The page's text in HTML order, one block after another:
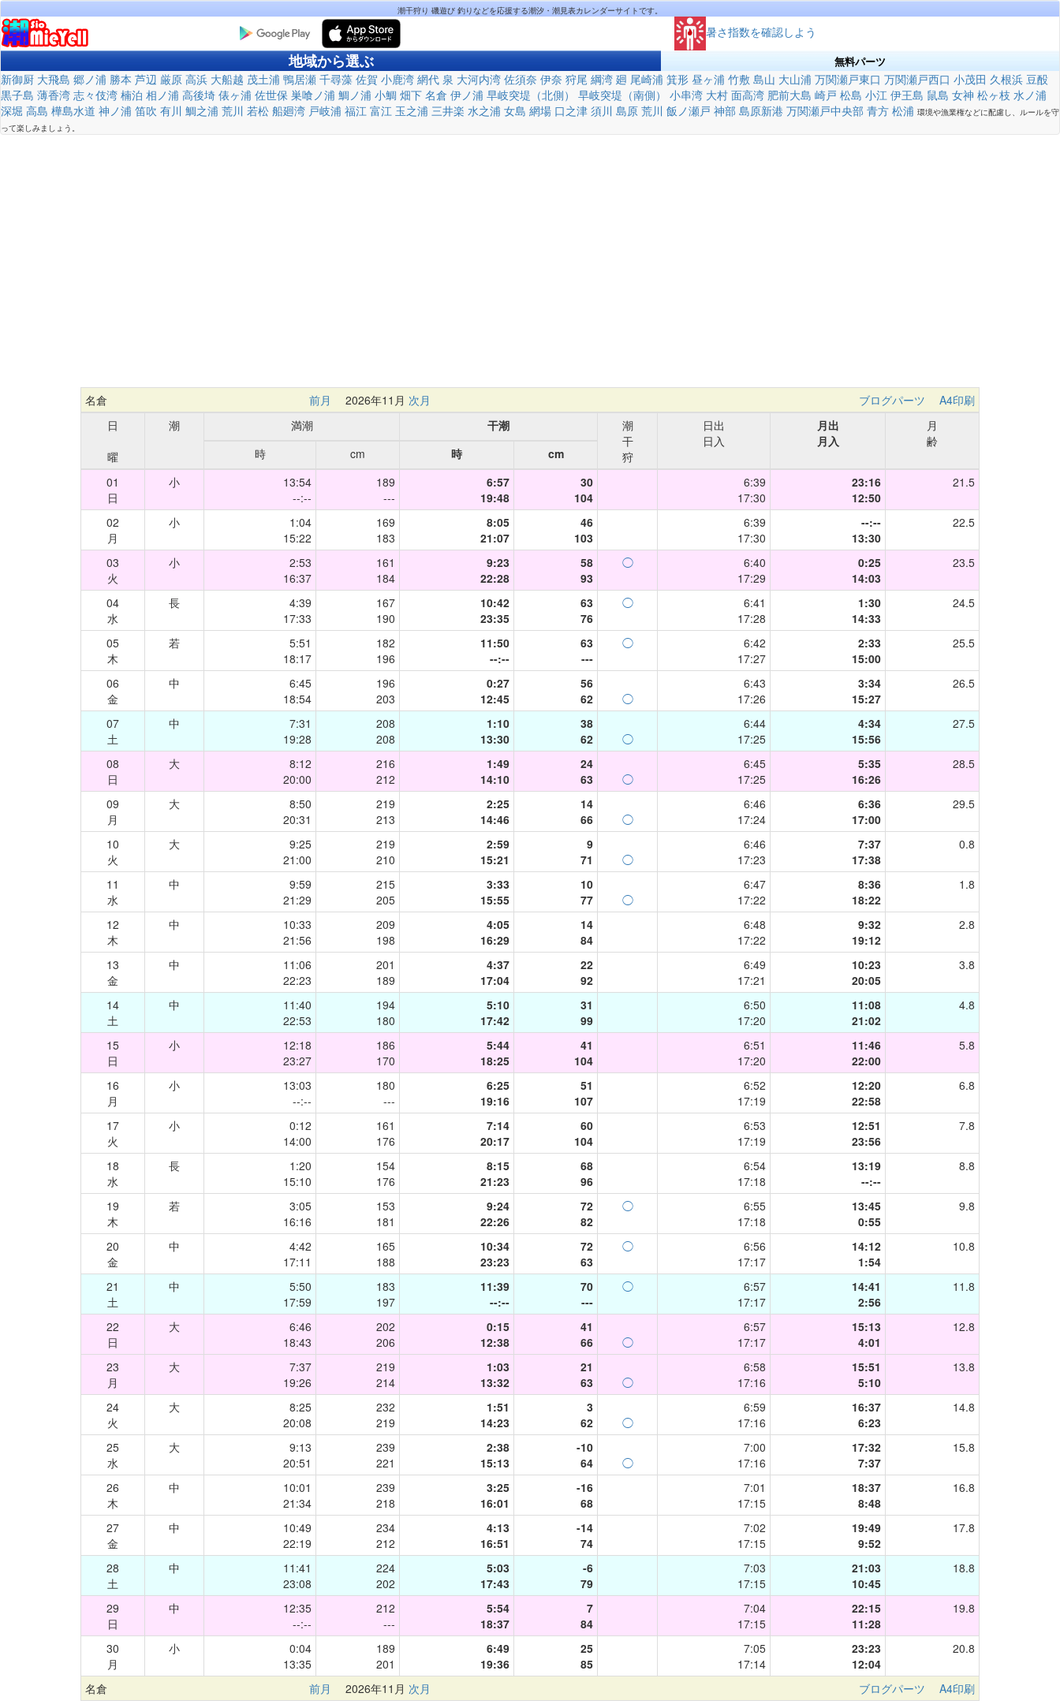
潮干狩り 磯遊び 釣りなどを応援する潮汐・潮見表カレンダーサイトです。
暑さ指数を確認しよう
地域から選ぶ 無料パーツ
新御厨 大飛島 郷ノ浦 勝本 芦辺 厳原 高浜 大船越 茂土浦 鴨居瀬 千尋藻 佐賀 小鹿湾 網代 泉 大河内湾 佐須奈 伊奈 狩尾 綱湾 廻 尾崎浦 箕形 昼ヶ浦 竹敷 島山 大山浦 万関瀬戸東口 万関瀬戸西口 小茂田 久根浜 豆酘
黒子島 薄香湾 志々伎湾 楠泊 相ノ浦 高後埼 俵ヶ浦 佐世保 巣喰ノ浦 鯛ノ浦 小鯛 畑下 名倉 伊ノ浦 早岐突堤（北側） 早岐突堤（南側） 小串湾 大村 面高湾 肥前大島 崎戸 松島 小江 伊王島 鼠島 女神 松ヶ枝 水ノ浦
深堀 高島 樺島水道 神ノ浦 笛吹 有川 鯛之浦 荒川 若松 船廻湾 戸岐浦 福江 富江 玉之浦 三井楽 水之浦 女島 網場 口之津 須川 島原 荒川 飯ノ瀬戸 神部 島原新港 万関瀬戸中央部 青方 松浦 環境や漁業権などに配慮し、ルールを守
って楽しみましょう。
名倉 前月 2026年11月 次月 ブログパーツ
A4印刷
日
曜
潮 満潮 干潮
潮
干
狩
日出
日入
月出
月入
月
齢
時
cm 時
cm
01
日
小
13:54
--:--
189
---
6:57
19:48
30
104
6:39
17:30
23:16
12:50
21.5
02
月
小
1:04
15:22
169
183
8:05
21:07
46
103
6:39
17:30
--:--
13:30
22.5
03
火
小
2:53
16:37
161
184
9:23
22:28
58
93
◯
6:40
17:29
0:25
14:03
23.5
04
水
長
4:39
17:33
167
190
10:42
23:35
63
76
◯
6:41
17:28
1:30
14:33
24.5
05
木
若
5:51
18:17
182
196
11:50
--:--
63
---
◯
6:42
17:27
2:33
15:00
25.5
06
金
中
6:45
18:54
196
203
0:27
12:45
56
62
◯
6:43
17:26
3:34
15:27
26.5
07
土
中
7:31
19:28
208
208
1:10
13:30
38
62
◯
6:44
17:25
4:34
15:56
27.5
08
日
大
8:12
20:00
216
212
1:49
14:10
24
63
◯
6:45
17:25
5:35
16:26
28.5
09
月
大
8:50
20:31
219
213
2:25
14:46
14
66
◯
6:46
17:24
6:36
17:00
29.5
10
火
大
9:25
21:00
219
210
2:59
15:21
9
71
◯
6:46
17:23
7:37
17:38
0.8
11
水
中
9:59
21:29
215
205
3:33
15:55
10
77
◯
6:47
17:22
8:36
18:22
1.8
12
木
中
10:33
21:56
209
198
4:05
16:29
14
84
6:48
17:22
9:32
19:12
2.8
13
金
中
11:06
22:23
201
189
4:37
17:04
22
92
6:49
17:21
10:23
20:05
3.8
14
土
中
11:40
22:53
194
180
5:10
17:42
31
99
6:50
17:20
11:08
21:02
4.8
15
日
小
12:18
23:27
186
170
5:44
18:25
41
104
6:51
17:20
11:46
22:00
5.8
16
月
小
13:03
--:--
180
---
6:25
19:16
51
107
6:52
17:19
12:20
22:58
6.8
17
火
小
0:12
14:00
161
176
7:14
20:17
60
104
6:53
17:19
12:51
23:56
7.8
18
水
長
1:20
15:10
154
176
8:15
21:23
68
96
6:54
17:18
13:19
--:--
8.8
19
木
若
3:05
16:16
153
181
9:24
22:26
72
82
◯
6:55
17:18
13:45
0:55
9.8
20
金
中
4:42
17:11
165
188
10:34
23:23
72
63
◯
6:56
17:17
14:12
1:54
10.8
21
土
中
5:50
17:59
183
197
11:39
--:--
70
---
◯
6:57
17:17
14:41
2:56
11.8
22
日
大
6:46
18:43
202
206
0:15
12:38
41
66
◯
6:57
17:17
15:13
4:01
12.8
23
月
大
7:37
19:26
219
214
1:03
13:32
21
63
◯
6:58
17:16
15:51
5:10
13.8
24
火
大
8:25
20:08
232
219
1:51
14:23
3
62
◯
6:59
17:16
16:37
6:23
14.8
25
水
大
9:13
20:51
239
221
2:38
15:13
-10
64
◯
7:00
17:16
17:32
7:37
15.8
26
木
中
10:01
21:34
239
218
3:25
16:01
-16
68
7:01
17:15
18:37
8:48
16.8
27
金
中
10:49
22:19
234
212
4:13
16:51
-14
74
7:02
17:15
19:49
9:52
17.8
28
土
中
11:41
23:08
224
202
5:03
17:43
-6
79
7:03
17:15
21:03
10:45
18.8
29
日
中
12:35
--:--
212
---
5:54
18:37
7
84
7:04
17:15
22:15
11:28
19.8
30
月
小
0:04
13:35
189
201
6:49
19:36
25
85
7:05
17:14
23:23
12:04
20.8
名倉 前月 2026年11月 次月 ブログパーツ A4印刷